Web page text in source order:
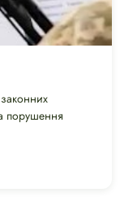
законних
порушення